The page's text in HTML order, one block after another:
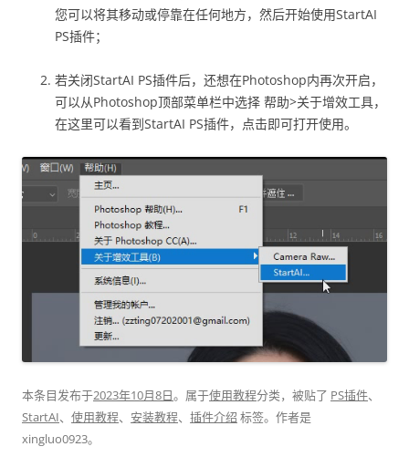
您可以将其移动或停靠在任何地方，然后开始使用StartAI
PS插件；
若关闭StartAI PS插件后，还想在Photoshop内再次开启，
可以从Photoshop顶部菜单栏中选择 帮助>关于增效工具，
在这里可以看到StartAI PS插件，点击即可打开使用。
本条目发布于2023年10月8日。属于使用教程分类，被贴了 PS插件、
StartAI、 使用教程、 安装教程、 插件介绍 标签。 作者是
xingluo0923。